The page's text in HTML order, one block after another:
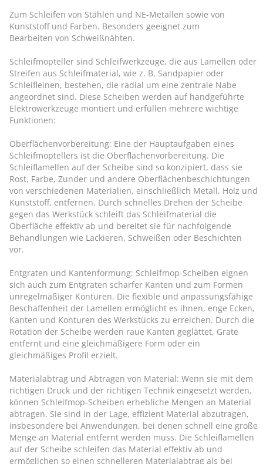
Zum Schleifen von Stählen und NE-Metallen sowie von
Kunststoff und Farben. Besonders geeignet zum
Bearbeiten von Schweißnähten.
Schleifmopteller sind Schleifwerkzeuge, die aus Lamellen oder
Streifen aus Schleifmaterial, wie z. B. Sandpapier oder
Schleifleinen, bestehen, die radial um eine zentrale Nabe
angeordnet sind. Diese Scheiben werden auf handgeführte
Elektrowerkzeuge montiert und erfüllen mehrere wichtige
Funktionen:
Oberflächenvorbereitung: Eine der Hauptaufgaben eines
Schleifmoptellers ist die Oberflächenvorbereitung. Die
Schleiflamellen auf der Scheibe sind so konzipiert, dass sie
Rost, Farbe, Zunder und andere Oberflächenbeschichtungen
von verschiedenen Materialien, einschließlich Metall, Holz und
Kunststoff, entfernen. Durch schnelles Drehen der Scheibe
gegen das Werkstück schleift das Schleifmaterial die
Oberfläche effektiv ab und bereitet sie für nachfolgende
Behandlungen wie Lackieren, Schweißen oder Beschichten
vor.
Entgraten und Kantenformung: Schleifmop-Scheiben eignen
sich auch zum Entgraten scharfer Kanten und zum Formen
unregelmäßiger Konturen. Die flexible und anpassungsfähige
Beschaffenheit der Lamellen ermöglicht es ihnen, enge Ecken,
Kanten und Konturen des Werkstücks zu erreichen. Durch die
Rotation der Scheibe werden raue Kanten geglättet, Grate
entfernt und eine gleichmäßigere Form oder ein
gleichmäßiges Profil erzielt.
Materialabtrag und Abtragen von Material: Wenn sie mit dem
richtigen Druck und der richtigen Technik eingesetzt werden,
können Schleifmop-Scheiben erhebliche Mengen an Material
abtragen. Sie sind in der Lage, effizient Material abzutragen,
insbesondere bei Anwendungen, bei denen schnell eine große
Menge an Material entfernt werden muss. Die Schleiflamellen
auf der Scheibe schleifen das Material effektiv ab und
ermöglichen so einen schnelleren Materialabtrag als bei